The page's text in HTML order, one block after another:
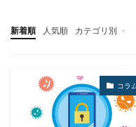
サプライチェーン
シーザーズ
シグ
システム
システム
システムトラブル
シマンテック
新着順 人気順 カテゴリ別
イベント
インタビュー
クイズ
ニュース
コラ